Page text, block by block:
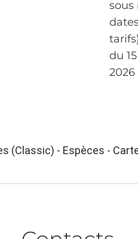
sous
du
2026
(Classic) - Espèces -